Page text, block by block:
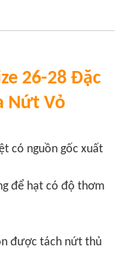
26-28 Đặc
Nứt Vỏ
có nguồn gốc xuất
để hạt có độ thơm
được tách nứt thủ